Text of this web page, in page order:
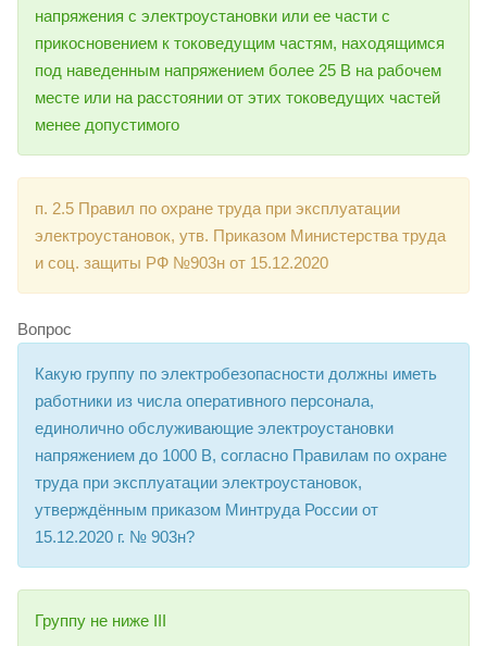
напряжения с электроустановки или ее части с
прикосновением к токоведущим частям, находящимся
под наведенным напряжением более 25 В на рабочем
месте или на расстоянии от этих токоведущих частей
менее допустимого
п. 2.5 Правил по охране труда при эксплуатации
электроустановок, утв. Приказом Министерства труда
и соц. защиты РФ №903н от 15.12.2020
Вопрос
Какую группу по электробезопасности должны иметь
работники из числа оперативного персонала,
единолично обслуживающие электроустановки
напряжением до 1000 В, согласно Правилам по охране
труда при эксплуатации электроустановок,
утверждённым приказом Минтруда России от
15.12.2020 г. № 903н?
Группу не ниже III